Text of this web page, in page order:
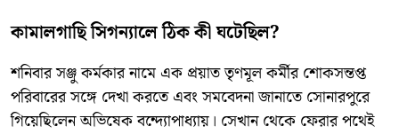
​কামালগাছি সিগন্যালে ঠিক কী ঘটেছিল?
​শনিবার সঞ্জু কর্মকার নামে এক প্রয়াত তৃণমূল কর্মীর শোকসন্তপ্ত
পরিবারের সঙ্গে দেখা করতে এবং সমবেদনা জানাতে সোনারপুরে
গিয়েছিলেন অভিষেক বন্দ্যোপাধ্যায়। সেখান থেকে ফেরার পথেই